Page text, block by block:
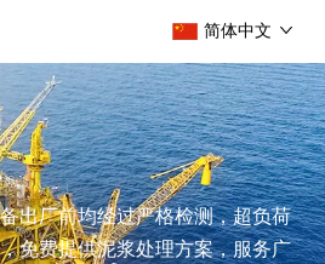
简体中文
出厂前均经过严格检测，超负荷
免费提供泥浆处理方案，服务广